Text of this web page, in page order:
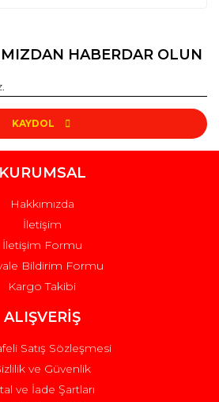
HABERDAR OLUN
KAYDOL
KURUMSAL
Hakkımızda
İletişim
İletişim Formu
Bildirim Formu
Kargo Takibi
ALIŞVERİŞ
Satış Sözleşmesi
ve Güvenlik
ve İade Şartları